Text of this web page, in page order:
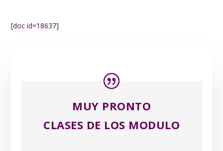
[doc id=18637]
MUY PRONTO
CLASES DE LOS MODULO